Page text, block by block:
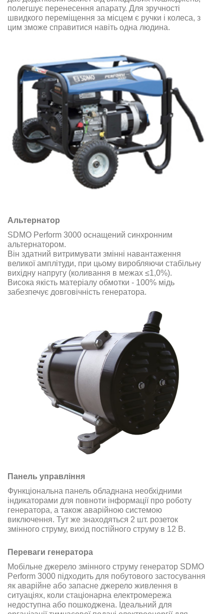
полегшує перенесення апарату. Для зручності
швидкого переміщення за місцем є ручки і колеса, з
цим зможе справитися навіть одна людина.
Альтернатор
SDMO Perform 3000 оснащений синхронним
альтернатором.
Він здатний витримувати змінні навантаження
великої амплітуди, при цьому виробляючи стабільну
вихідну напругу (коливання в межах ≤1,0%).
Висока якість матеріалу обмотки - 100% мідь
забезпечує довговічність генератора.
Панель управління
Функціональна панель обладнана необхідними
індикаторами для повноти інформації про роботу
генератора, а також аварійною системою
виключення. Тут же знаходяться 2 шт. розеток
змінного струму, вихід постійного струму в 12 В.
Переваги генератора
Мобільне джерело змінного струму генератор SDMO
Perform 3000 підходить для побутового застосування
як аварійне або запасне джерело живлення в
ситуаціях, коли стаціонарна електромережа
недоступна або пошкоджена. Ідеальний для